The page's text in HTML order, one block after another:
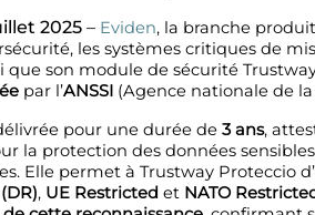
2025 – Eviden, la branche
les systèmes critiques de
que son module de sécurité
par l’ANSSI (Agence nationale de
pour une durée de3 ans,
la protection des données
Elle permet à Trustway Proteccio
, UE Restricted et NATO